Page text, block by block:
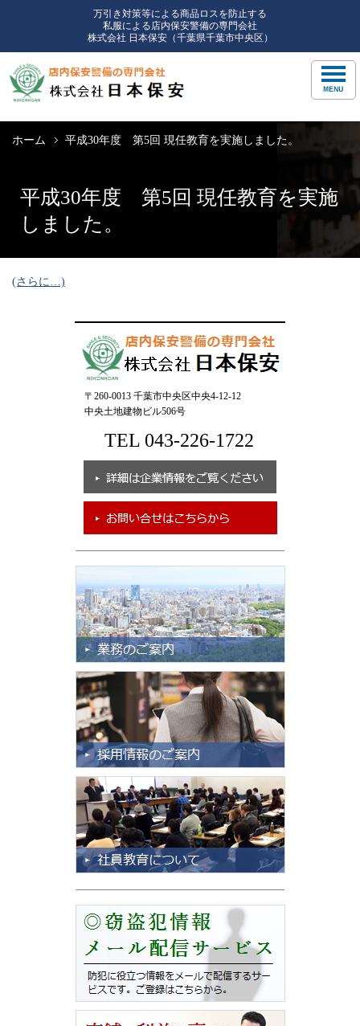
万引き対策等による商品ロスを防止する
私服による店内保安警備の専門会社
株式会社 日本保安（千葉県千葉市中央区）
ホーム 平成30年度 第5回 現任教育を実施しました。
平成30年度 第5回 現任教育を実施
しました。
(さらに…)
〒260-0013 千葉市中央区中央4-12-12
中央土地建物ビル506号
TEL 043-226-1722